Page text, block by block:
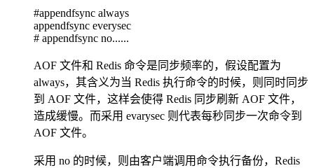
#appendfsync always
appendfsync everysec
# appendfsync no......
AOF 文件和 Redis 命令是同步频率的，假设配置为
always，其含义为当 Redis 执行命令的时候，则同时同步
到 AOF 文件，这样会使得 Redis 同步刷新 AOF 文件，
造成缓慢。而采用 evarysec 则代表每秒同步一次命令到
AOF 文件。
采用 no 的时候，则由客户端调用命令执行备份，Redis